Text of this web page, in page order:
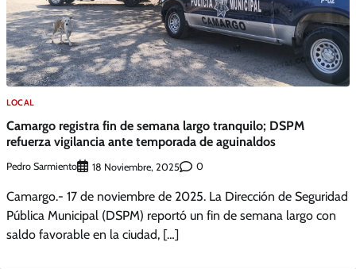
LOCAL
Camargo registra fin de semana largo tranquilo; DSPM
refuerza vigilancia ante temporada de aguinaldos
Pedro Sarmiento 18 Noviembre, 2025 0
Camargo.- 17 de noviembre de 2025. La Dirección de Seguridad
Pública Municipal (DSPM) reportó un fin de semana largo con
saldo favorable en la ciudad, […]